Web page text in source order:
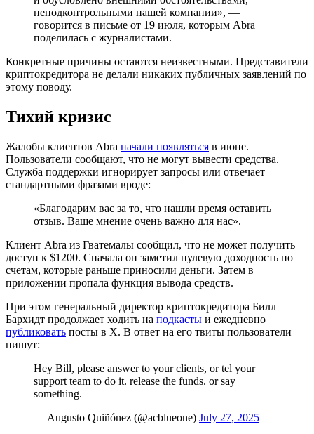
неподконтрольными нашей компании», —
говорится в письме от 19 июля, которым Abra
поделилась с журналистами.
Конкретные причины остаются неизвестными. Представители
криптокредитора не делали никаких публичных заявлений по
этому поводу.
Тихий кризис
Жалобы клиентов Abra начали появляться в июне.
Пользователи сообщают, что не могут вывести средства.
Служба поддержки игнорирует запросы или отвечает
стандартными фразами вроде:
«Благодарим вас за то, что нашли время оставить
отзыв. Ваше мнение очень важно для нас».
Клиент Abra из Гватемалы сообщил, что не может получить
доступ к $1200. Сначала он заметил нулевую доходность по
счетам, которые раньше приносили деньги. Затем в
приложении пропала функция вывода средств.
При этом генеральный директор криптокредитора Билл
Бархидт продолжает ходить на подкасты и ежедневно
публиковать посты в X. В ответ на его твиты пользователи
пишут:
Hey Bill, please answer to your clients, or tel your
support team to do it. release the funds. or say
something.
— Augusto Quiñónez (@acblueone) July 27, 2025